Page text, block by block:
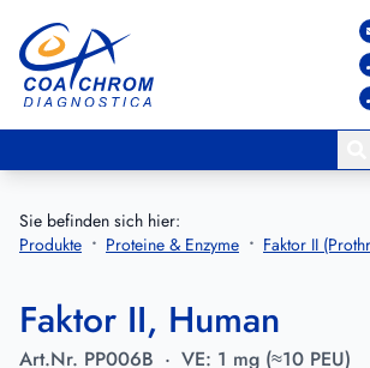
Zum Hauptmenü springen
Zum Hauptinhalt springen
Sie befinden sich hier:
Produkte
Proteine & Enzyme Faktor II
Faktor II, Human
Art.Nr. PP006B · VE: 1 mg (≈10 PEU)